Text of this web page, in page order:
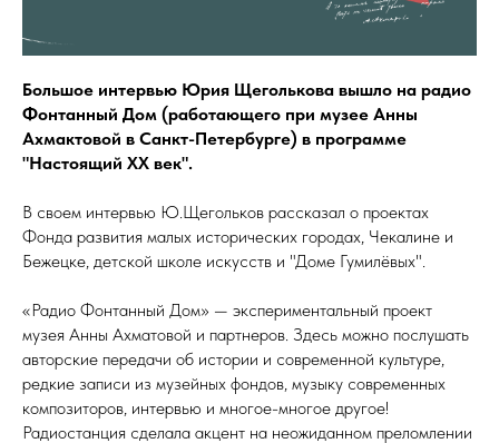
Большое интервью Юрия Щеголькова вышло на радио
Фонтанный Дом (работающего при музее Анны
Ахмактовой в Санкт-Петербурге) в программе
"Настоящий XX век".
В своем интервью Ю.Щегольков рассказал о проектах
Фонда развития малых исторических городах, Чекалине и
Бежецке, детской школе искусств и "Доме Гумилёвых".
«Радио Фонтанный Дом» — экспериментальный проект
музея Анны Ахматовой и партнеров. Здесь можно послушать
авторские передачи об истории и современной культуре,
редкие записи из музейных фондов, музыку современных
композиторов, интервью и многое-многое другое!
Радиостанция сделала акцент на неожиданном преломлении